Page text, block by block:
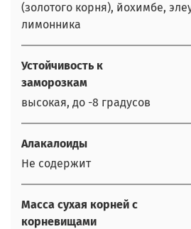
(золотого корня), йохимбе,
лимонника
Устойчивость к
заморозкам
высокая, до -8 градусов
Алакалоиды
Не содержит
Масса сухая корней с
корневищами